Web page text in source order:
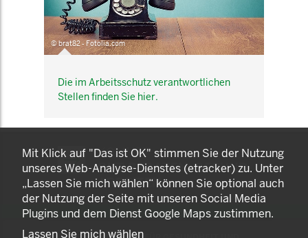
© brat82 - Fotolia.com
Die im Arbeitsschutz verantwortlichen
Stellen finden Sie hier.
KOMNET
GUT BERATEN. GESUND
ARBEITEN.
Mit Klick auf "Das ist OK" stimmen Sie der Nutzung
unseres Web-Analyse-Dienstes (etracker) zu. Unter
„Lassen Sie mich wählen“ können Sie optional auch
der Nutzung der Seite mit unseren Social Media
Plugins und dem Dienst Google Maps zustimmen.
Lassen Sie mich wählen